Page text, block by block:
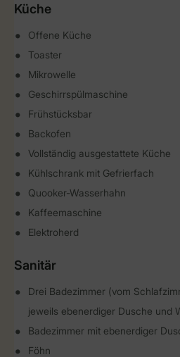
Küche
Offene Küche
Toaster
Mikrowelle
Geschirrspülmaschine
Frühstücksbar
Backofen
Vollständig ausgestattete Küche
Kühlschrank mit Gefrierfach
Quooker-Wasserhahn
Kaffeemaschine
Elektroherd
Sanitär
Drei Badezimmer (vom
jeweils ebenerdiger Dusche und
Badezimmer mit ebenerdiger
Föhn